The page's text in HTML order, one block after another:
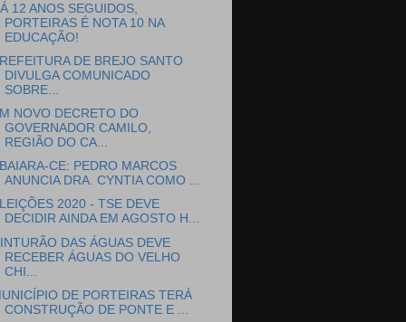
12 ANOS SEGUIDOS,
PORTEIRAS É NOTA 10 NA
EDUCAÇÃO!
DE BREJO SANTO
DIVULGA COMUNICADO
SOBRE...
NOVO DECRETO DO
GOVERNADOR CAMILO,
REGIÃO DO CA...
CE: PEDRO MARCOS
ANUNCIA DRA. CYNTIA COMO ...
2020 - TSE DEVE
DECIDIR AINDA EM AGOSTO H...
DAS ÁGUAS DEVE
RECEBER ÁGUAS DO VELHO
CHI...
DE PORTEIRAS TERÁ
CONSTRUÇÃO DE PONTE E ...